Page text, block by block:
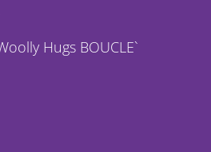
Hugs BOUCLE`